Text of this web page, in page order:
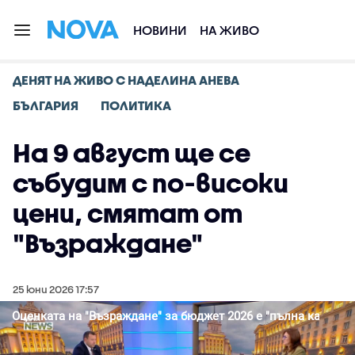
НОВИНИ НА ЖИВО
ДЕНЯТ НА ЖИВО С НАДЕЛИНА АНЕВА
БЪЛГАРИЯ
ПОЛИТИКА
На 9 август ще се
събудим с по-високи
цени, смятат от
"Възраждане"
25 юни 2026 17:57